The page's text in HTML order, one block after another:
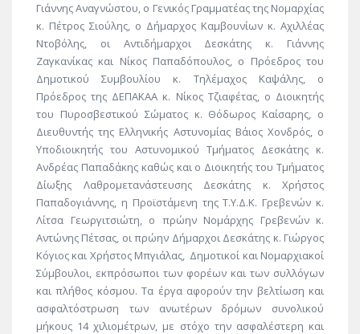
Γιάννης Αναγνώστου, ο Γενικός Γραμματέας της Νομαρχίας
κ. Πέτρος Σιούλης, ο Δήμαρχος Καμβουνίων κ. Αχιλλέας
Ντοβόλης, οι Αντιδήμαρχοι Δεσκάτης κ. Γιάννης
Ζαγκανίκας και Νίκος Παπαδόπουλος, ο Πρόεδρος του
Δημοτικού Συμβουλίου κ. Τηλέμαχος Καψάλης, ο
Πρόεδρος της ΔΕΠΑΚΑΑ κ. Νίκος Τζιαφέτας, ο Διοικητής
του Πυροσβεστικού Σώματος κ. Θόδωρος Καίσαρης, ο
Διευθυντής της Ελληνικής Αστυνομίας Βάιος Χονδρός, ο
Υποδιοικητής του Αστυνομικού Τμήματος Δεσκάτης κ.
Ανδρέας Παπαδάκης καθώς και ο Διοικητής του Τμήματος
Δίωξης Λαθρομετανάστευσης Δεσκάτης κ. Χρήστος
Παπαδογιάννης, η Προϊστάμενη της Τ.Υ.Δ.Κ. Γρεβενών κ.
Λίτσα Γεωργιτσιώτη, ο πρώην Νομάρχης Γρεβενών κ.
Αντώνης Πέτσας, οι πρώην Δήμαρχοι Δεσκάτης κ. Γιώργος
Κόγιος και Χρήστος Μπγιάλας, Δημοτικοί και Νομαρχιακοί
Σύμβουλοι, εκπρόσωποι των φορέων και των συλλόγων
και πλήθος κόσμου. Τα έργα αφορούν την βελτίωση και
ασφαλτόστρωση των ανωτέρων δρόμων συνολικού
μήκους 14 χιλιομέτρων, με στόχο την ασφαλέστερη και